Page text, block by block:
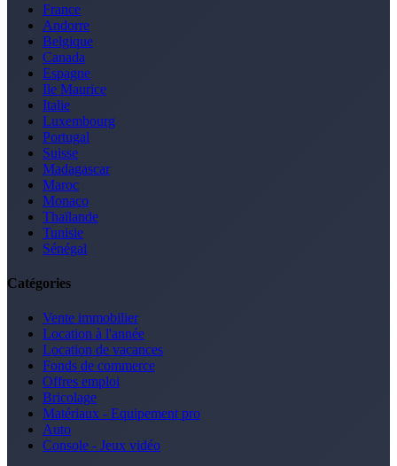
France
Andorre
Belgique
Canada
Espagne
Ile Maurice
Italie
Luxembourg
Portugal
Suisse
Madagascar
Maroc
Monaco
Thaïlande
Tunisie
Sénégal
Catégories
Vente immobilier
Location à l'année
Location de vacances
Fonds de commerce
Offres emploi
Bricolage
Matériaux - Equipement pro
Auto
Console - Jeux vidéo